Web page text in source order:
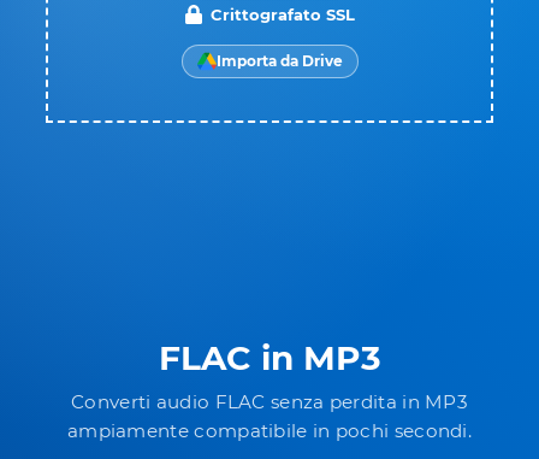
FLAC in MP3
Converti audio FLAC senza perdita in MP3
ampiamente compatibile in pochi secondi.
Crittografato SSL
Importa da Drive